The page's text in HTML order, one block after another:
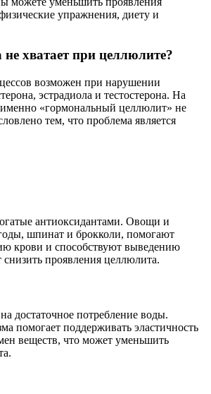
упражнения, диету и
хватает при целлюлите?
возможен при нарушении
эстрадиола и тестостерона. На
«гормональный целлюлит» не
тем, что проблема является
антиоксидантами. Овощи и
шпинат и брокколи, помогают
крови и способствуют выведению
проявления целлюлита.
достаточное потребление воды.
помогает поддерживать эластичность
веществ, что может уменьшить